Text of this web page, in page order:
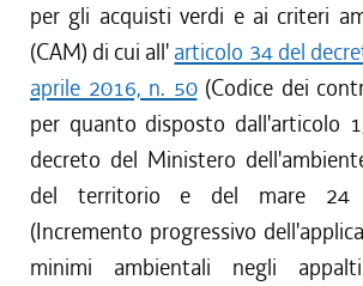
per gli acquisti verdi e ai criteri
(CAM) di cui all' articolo 34 del
aprile 2016, n. 50(Codice dei
per quanto disposto dall'articolo
decreto del Ministero
del territorio e del mare 24
(Incremento progressivo
minimi ambientali negli